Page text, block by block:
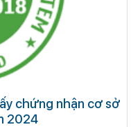
chứng nhận cơ sở
2024